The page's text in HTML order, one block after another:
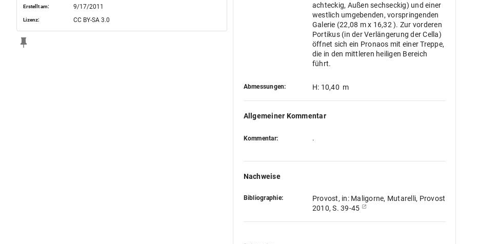
Erstellt am: 9/17/2011
Lizenz: CC BY-SA 3.0
achteckig, Außen sechseckig) und einer
westlich umgebenden, vorspringenden
Galerie (22,08 m x 16,32 ). Zur vorderen
Portikus (in der Verlängerung der Cella)
öffnet sich ein Pronaos mit einer Treppe,
die in den mittleren heiligen Bereich
führt.
Abmessungen: H: 10,40 m
Allgemeiner Kommentar
Kommentar: .
Nachweise
Bibliographie:
Provost, in: Maligorne, Mutarelli, Provost
2010, S. 39-45